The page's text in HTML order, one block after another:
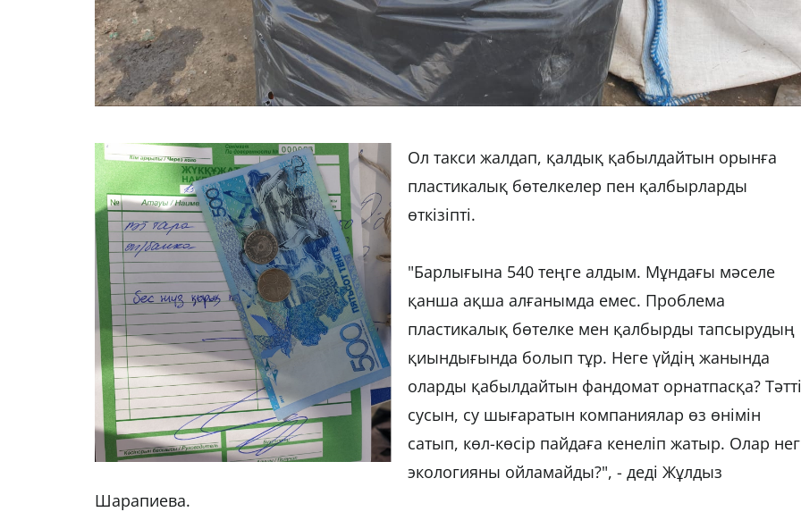
Ол такси жалдап, қалдық қабылдайтын орынға
пластикалық бөтелкелер пен қалбырларды
өткізіпті.
"Барлығына 540 теңге алдым. Мұндағы мәселе
қанша ақша алғанымда емес. Проблема
пластикалық бөтелке мен қалбырды тапсырудың
қиындығында болып тұр. Неге үйдің жанында
оларды қабылдайтын фандомат орнатпасқа? Тәтті
сусын, су шығаратын компаниялар өз өнімін
сатып, көл-көсір пайдаға кенеліп жатыр. Олар
экологияны ойламайды?", - деді Жұлдыз
Шарапиева.